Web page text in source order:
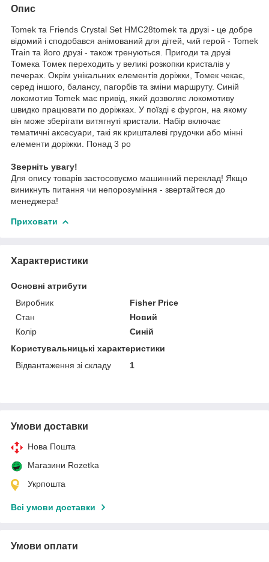
Опис
Tomek та Friends Crystal Set HMC28tomek та друзі - це добре
відомий і сподобався анімований для дітей, чий герой - Tomek
Train та його друзі - також тренуються. Пригоди та друзі
Томека Томек переходить у великі розкопки кристалів у
печерах. Окрім унікальних елементів доріжки, Томек чекає,
серед іншого, балансу, пагорбів та зміни маршруту. Синій
локомотив Tomek має привід, який дозволяє локомотиву
швидко працювати по доріжках. У поїзді є фургон, на якому
він може зберігати витягнуті кристали. Набір включає
тематичні аксесуари, такі як кришталеві грудочки або мінні
елементи доріжки. Понад 3 ро
Зверніть увагу!
Для опису товарів застосовуємо машинний переклад! Якщо
виникнуть питання чи непорозуміння - звертайтеся до
менеджера!
Приховати
Характеристики
Основні атрибути
Виробник
Fisher Price
Стан
Новий
Колір
Синій
Користувальницькі характеристики
Відвантаження зі складу
1
Умови доставки
Нова Пошта
Магазини Rozetka
Укрпошта
Всі умови доставки
Умови оплати